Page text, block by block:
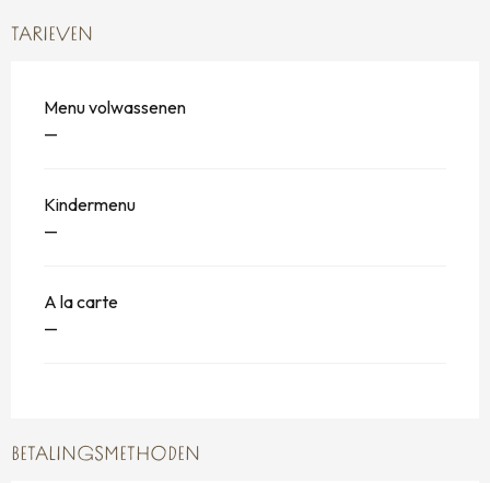
TARIEVEN
Menu volwassenen
—
Kindermenu
—
A la carte
—
BETALINGSMETHODEN